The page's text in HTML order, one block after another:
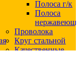
Полоса г/к
Полоса
Проволока
Круг стальной
Качественные